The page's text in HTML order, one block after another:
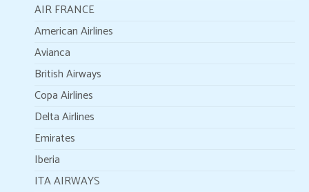
AIR FRANCE
American Airlines
Avianca
British Airways
Copa Airlines
Delta Airlines
Emirates
Iberia
ITA AIRWAYS